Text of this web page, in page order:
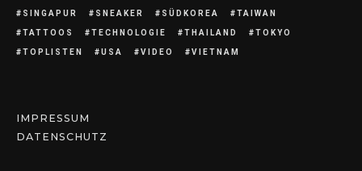
SINGAPUR SNEAKER SÜDKOREA TAIWAN
TATTOOS TECHNOLOGIE THAILAND TOKYO
TOPLISTEN USA VIDEO VIETNAM
IMPRESSUM
DATENSCHUTZ